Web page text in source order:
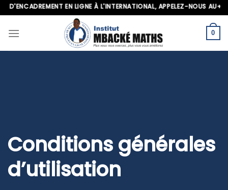
Skip
to
content
EN LIGNE À L'INTERNATIONAL, APPELEZ-NOUS AU+221 70 713
0
Conditions générales
d’utilisation